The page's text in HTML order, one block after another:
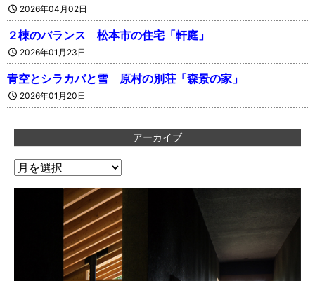
2026年04月02日
２棟のバランス 松本市の住宅「軒庭」
2026年01月23日
青空とシラカバと雪 原村の別荘「森景の家」
2026年01月20日
アーカイブ
ア